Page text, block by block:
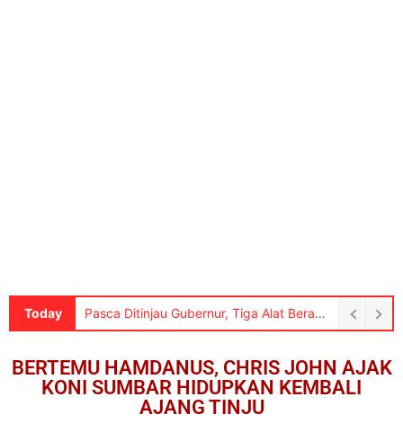
Today Sidang Perdana Sengketa Informasi Publik Bank Nagari di PTUN Padang, Hakim Minta Penjelasan Para Pihak
BERTEMU HAMDANUS, CHRIS JOHN AJAK
KONI SUMBAR HIDUPKAN KEMBALI
AJANG TINJU